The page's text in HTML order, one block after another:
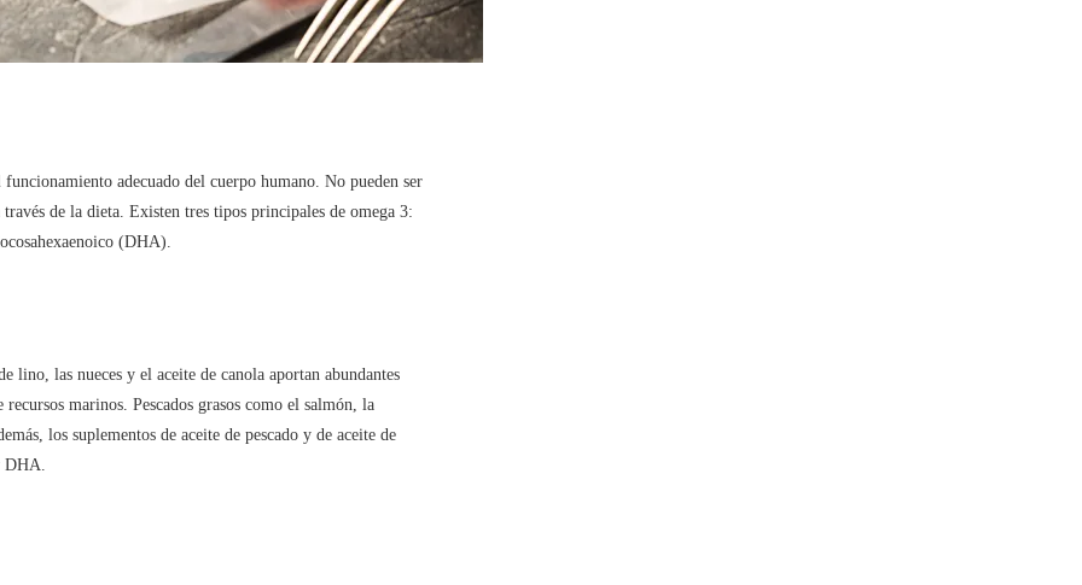
adecuado del cuerpo humano. No pueden ser
de la dieta. Existen tres tipos principales de omega 3:
(DHA).
lino, las nueces y el aceite de canola aportan abundantes
marinos. Pescados grasos como el salmón, la
los suplementos de aceite de pescado y de aceite de
DHA.